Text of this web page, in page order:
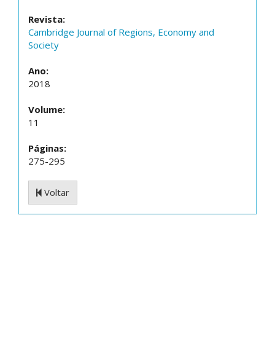
Revista:
Cambridge Journal of Regions, Economy and
Society
Ano:
2018
Volume:
11
Páginas:
275-295
Voltar